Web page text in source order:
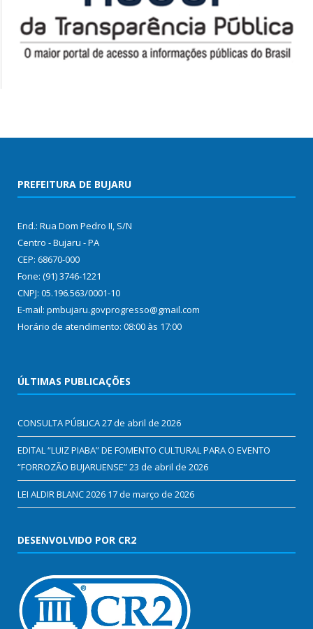
PREFEITURA DE BUJARU
End.: Rua Dom Pedro II, S/N
Centro - Bujaru - PA
CEP: 68670-000
Fone: (91) 3746-1221
CNPJ: 05.196.563/0001-10
E-mail: pmbujaru.govprogresso@gmail.com
Horário de atendimento: 08:00 às 17:00
ÚLTIMAS PUBLICAÇÕES
CONSULTA PÚBLICA27 de abril de 2026
EDITAL “LUIZ PIABA” DE FOMENTO CULTURAL PARA O EVENTO
“FORROZÃO BUJARUENSE”23 de abril de 2026
LEI ALDIR BLANC 2026 17 de março de 2026
DESENVOLVIDO POR CR2